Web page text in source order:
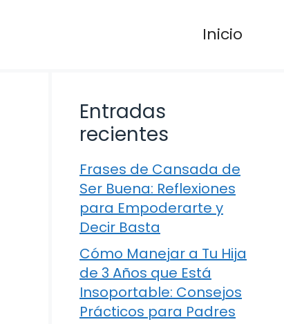
Inicio
Entradas
recientes
Frases de Cansada de
Ser Buena: Reflexiones
para Empoderarte y
Decir Basta
Cómo Manejar a Tu Hija
de 3 Años que Está
Insoportable: Consejos
Prácticos para Padres